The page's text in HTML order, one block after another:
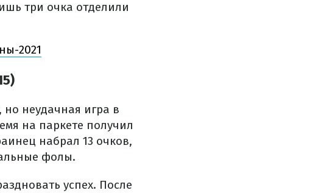
три очка отделили
2021
неудачная игра в
на паркете получил
набрал 13 очков,
фолы.
успех. После